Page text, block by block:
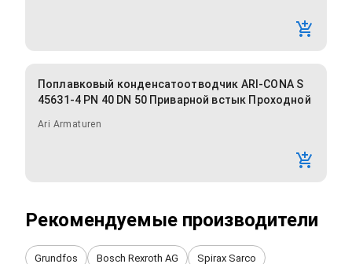
Поплавковый конденсатоотводчик ARI-CONA S
45631-4 PN 40 DN 50 Приварной встык Проходной
Ari Armaturen
Рекомендуемые производители
Grundfos Bosch Rexroth AG Spirax Sarco